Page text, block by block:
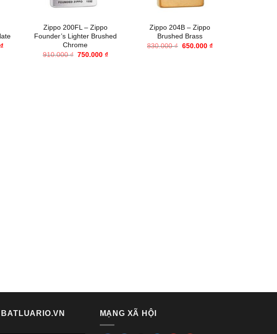
₫Giá
Zippo 200FL – Zippo
Founder’s Lighter Brushed
Chrome
910.000₫ Giá
750.000₫Giá
Zippo 204B – Zippo
Brushed Brass
830.000₫ Giá
650.000 ₫Giá
MẠNG XÃ HỘI